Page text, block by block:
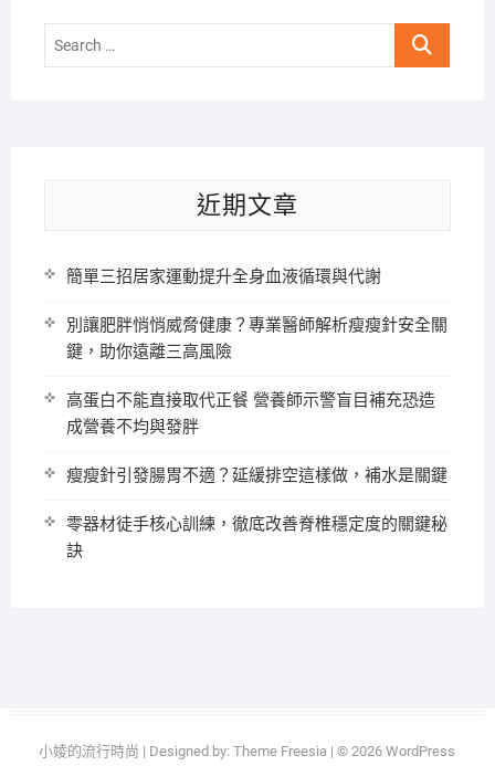
Search
近期文章
簡單三招居家運動提升全身血液循環與代謝
別讓肥胖悄悄威脅健康？專業醫師解析瘦瘦針安全關
鍵，助你遠離三高風險
高蛋白不能直接取代正餐 營養師示警盲目補充恐造
成營養不均與發胖
瘦瘦針引發腸胃不適？延緩排空這樣做，補水是關鍵
零器材徒手核心訓練，徹底改善脊椎穩定度的關鍵秘
訣
小婈的流行時尚 | Designed by:Theme Freesia | © 2026WordPress